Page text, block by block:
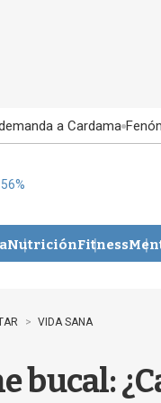
a Cardama
NutriciónFitness
VIDA SANA
bucal: